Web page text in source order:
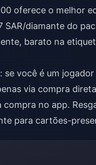
oferece o melhor
SAR/diamante do
barato na
se você é um
via compra
no app.
para cartões-